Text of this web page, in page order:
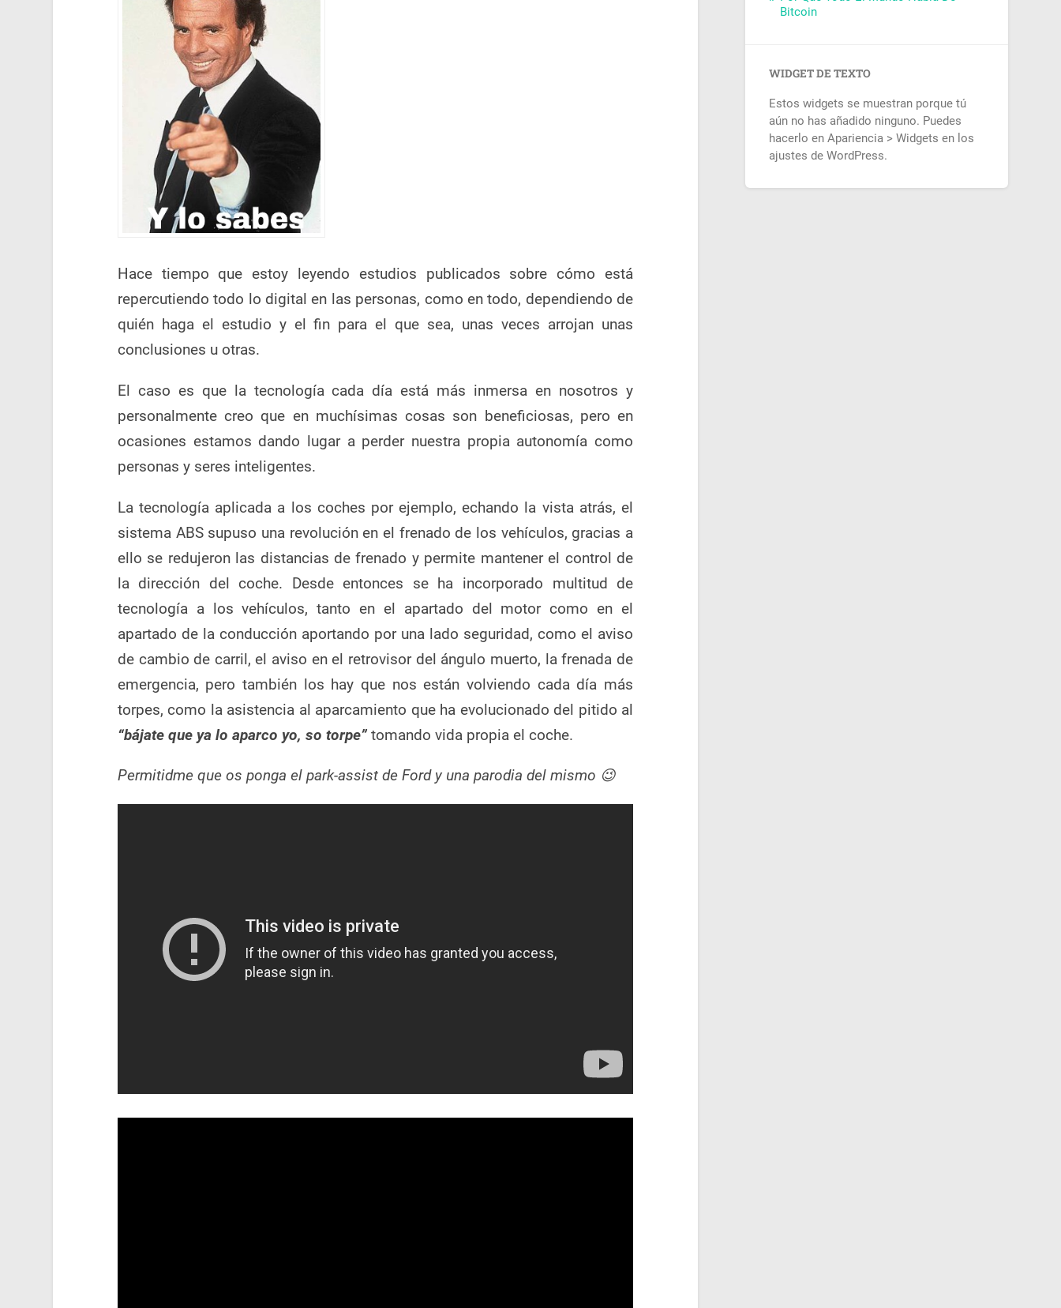
Hace tiempo que estoy leyendo estudios publicados sobre cómo está
repercutiendo todo lo digital en las personas, como en todo, dependiendo de
quién haga el estudio y el fin para el que sea, unas veces arrojan unas
conclusiones u otras.
El caso es que la tecnología cada día está más inmersa en nosotros y
personalmente creo que en muchísimas cosas son beneficiosas, pero en
ocasiones estamos dando lugar a perder nuestra propia autonomía como
personas y seres inteligentes.
La tecnología aplicada a los coches por ejemplo, echando la vista atrás, el
sistema ABS supuso una revolución en el frenado de los vehículos, gracias a
ello se redujeron las distancias de frenado y permite mantener el control de
la dirección del coche. Desde entonces se ha incorporado multitud de
tecnología a los vehículos, tanto en el apartado del motor como en el
apartado de la conducción aportando por una lado seguridad, como el aviso
de cambio de carril, el aviso en el retrovisor del ángulo muerto, la frenada de
emergencia, pero también los hay que nos están volviendo cada día más
torpes, como la asistencia al aparcamiento que ha evolucionado del pitido al
“bájate que ya lo aparco yo, so torpe”tomando vida propia el coche.
Permitidme que os ponga el park-assist de Ford y una parodia del mismo 😉
Bitcoin
WIDGET DE TEXTO
Estos widgets se muestran porque tú
aún no has añadido ninguno. Puedes
hacerlo en Apariencia > Widgets en los
ajustes de WordPress.